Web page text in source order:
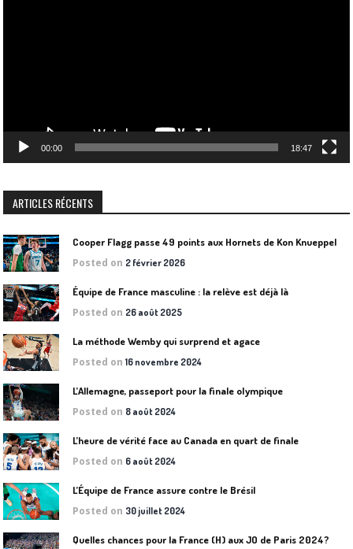
00:00 18:47
ARTICLES RÉCENTS
Cooper Flagg passe 49 points aux Hornets de Kon Knueppel
Posted on 2 février 2026
Équipe de France masculine : la relève est déjà là
Posted on 26 août 2025
La méthode Wemby qui surprend et agace
Posted on16 novembre 2024
L’Allemagne, passeport pour la finale olympique
Posted on 8 août 2024
L’heure de vérité face au Canada en quart de finale
Posted on 6 août 2024
L’Équipe de France assure contre le Brésil
Posted on 30 juillet 2024
Quelles chances pour la France (H) aux JO de Paris 2024?